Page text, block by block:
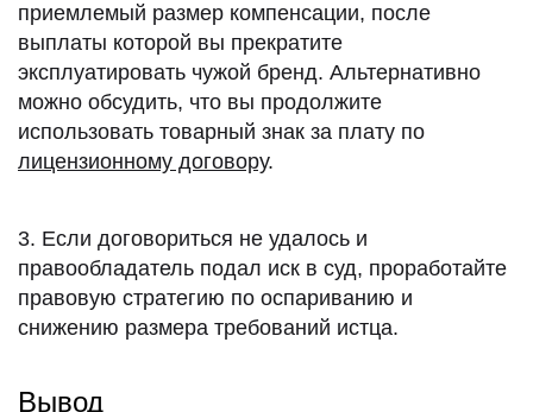
приемлемый размер компенсации, после
выплаты которой вы прекратите
эксплуатировать чужой бренд. Альтернативно
можно обсудить, что вы продолжите
использовать товарный знак за плату по
лицензионному договору.
3. Если договориться не удалось и
правообладатель подал иск в суд, проработайте
правовую стратегию по оспариванию и
снижению размера требований истца.
Вывод